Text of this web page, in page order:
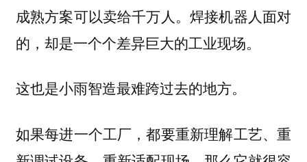
成熟方案可以卖给千万人。焊接机器人面对
的，却是一个个差异巨大的工业现场。
这也是小雨智造最难跨过去的地方。
如果每进一个工厂，都要重新理解工艺、重